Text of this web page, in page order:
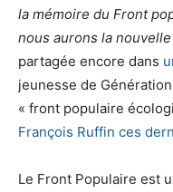
la mémoire du Front
nous aurons la
partagée encore dans
jeunesse de
« front populaire
François Ruffin ces
Le Front Populaire est